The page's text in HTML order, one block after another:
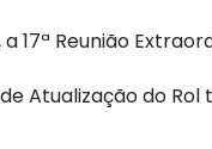
Reunião
Atualização do Rol